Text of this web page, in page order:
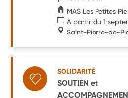
MAS Les Petites
À partir du 1
Saint-Pierre-de-
SOLIDARITÉ
SOUTIEN et